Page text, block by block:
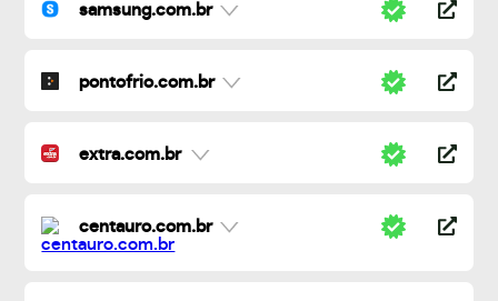
samsung.com.br
pontofrio.com.br
extra.com.br
centauro.com.br